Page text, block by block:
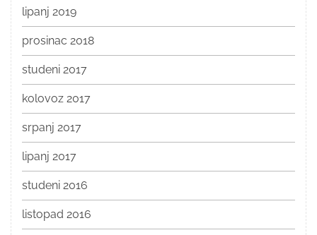
lipanj 2019
prosinac 2018
studeni 2017
kolovoz 2017
srpanj 2017
lipanj 2017
studeni 2016
listopad 2016